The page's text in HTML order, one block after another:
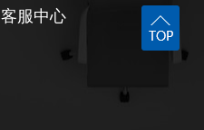
客服中心